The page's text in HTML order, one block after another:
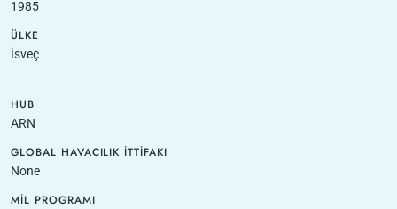
1985
ÜLKE
İsveç
HUB
ARN
GLOBAL HAVACILIK İTTIFAKI
None
MIL PROGRAMI